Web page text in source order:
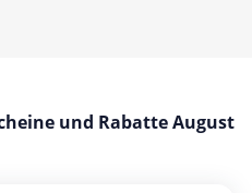
und Rabatte August